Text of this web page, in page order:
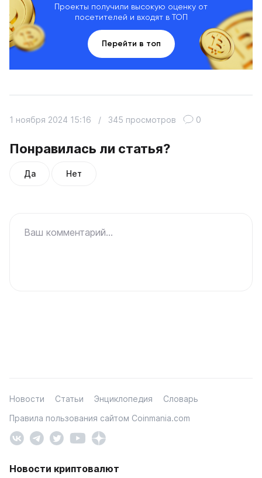
Проекты получили высокую оценку от
посетителей и входят в ТОП
Перейти в топ
Понравилась ли статья?
Да Нет
1 ноября 2024 15:16 / 345 просмотров 0
Ваш комментарий...
Новости Статьи Энциклопедия
Словарь
Правила пользования сайтом Coinmania.com
Новости криптовалют